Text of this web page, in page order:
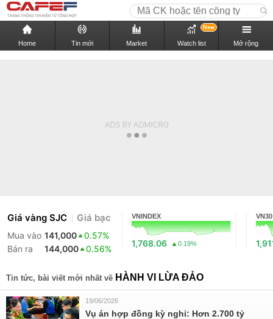
Home Tin mới Market Watch list
New
Mở rộng
Giá vàng SJC Giá bạc
Mua vào 141,000
0.57%
Bán ra
144,000 0.56%
VNINDEX
1,768.06 0.19%
VN30
Tin tức, bài viết mới nhất về HÀNH VI LỪA ĐẢO
19/06/2026
Vụ án hợp đồng kỳ nghỉ: Hơn 2.700 tỷ